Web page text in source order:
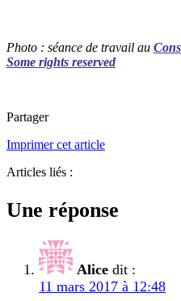
Photo : séance de travail au
Some rights reserved
Partager
Imprimer cet article
Articles liés :
Une réponse
Alice dit :
11 mars 2017 à 12:48